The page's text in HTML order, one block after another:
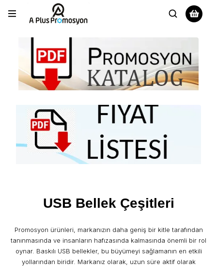
USB Bellek Çeşitleri
Promosyon ürünleri, markanızın daha geniş bir kitle tarafından
tanınmasında ve insanların hafızasında kalmasında önemli bir rol
oynar. Baskılı USB bellekler, bu büyümeyi sağlamanın en etkili
yollarından biridir. Markanız olarak, uzun süre aktif olarak